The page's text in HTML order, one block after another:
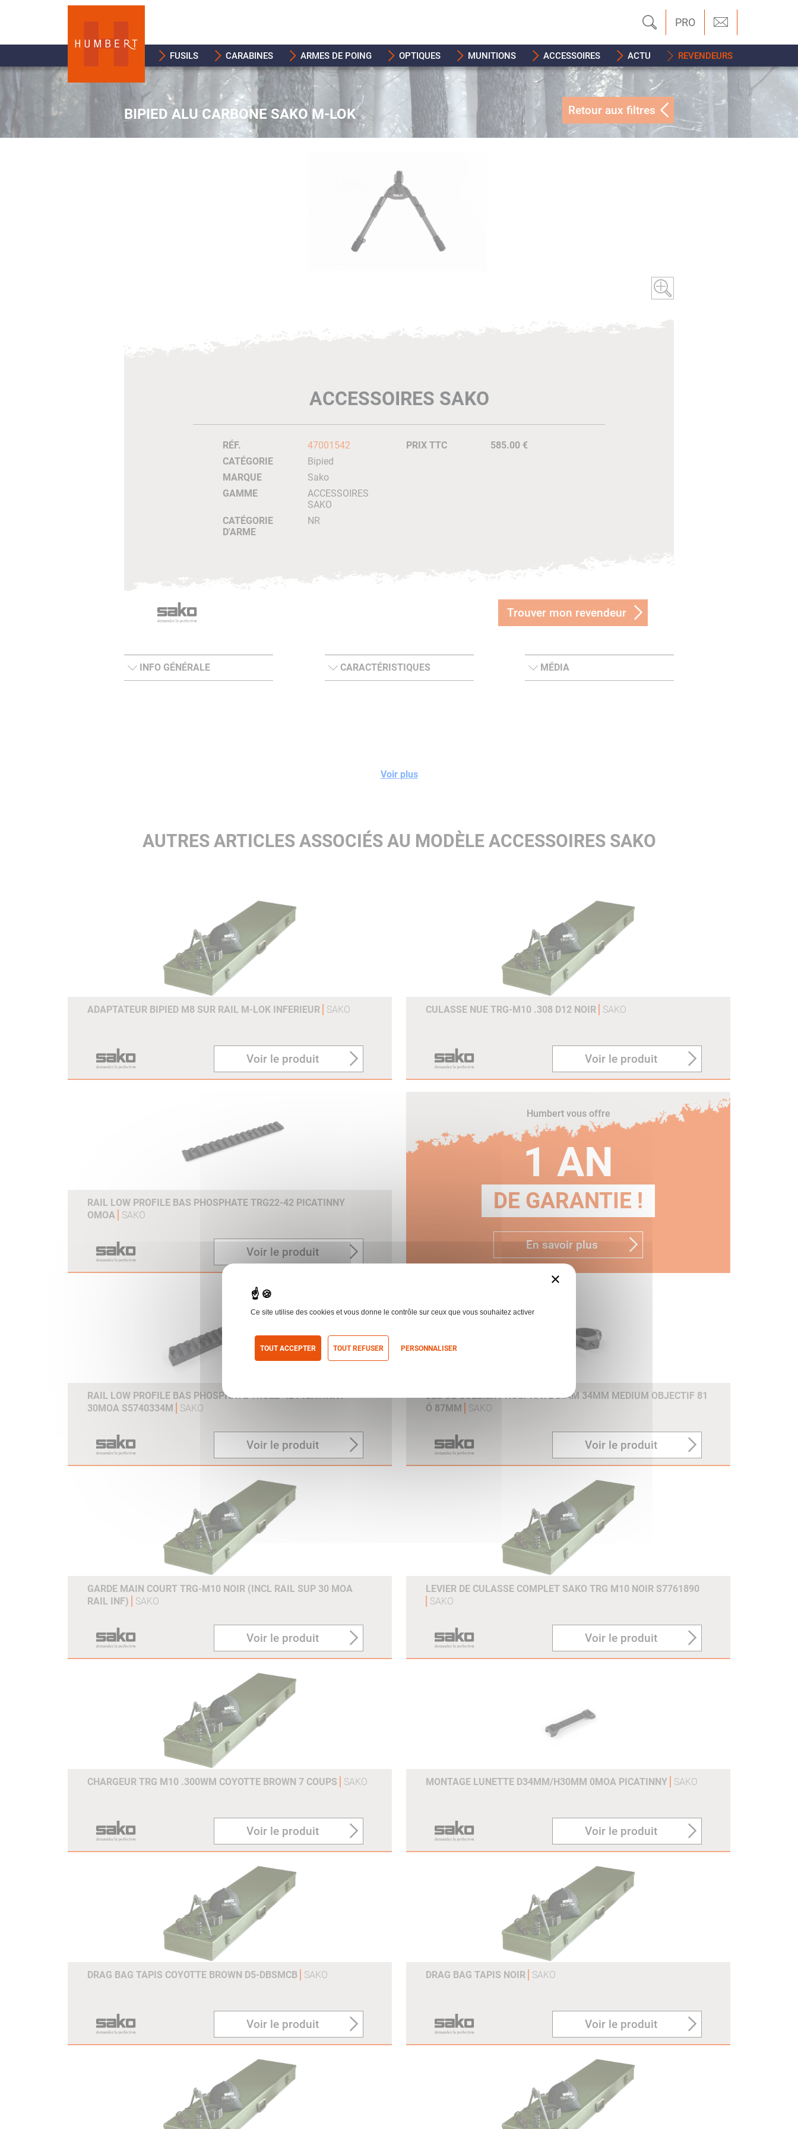
PRO
FUSILS CARABINES ARMES DE POING OPTIQUES MUNITIONS ACCESSOIRES ACTU REVENDEURS
BIPIED ALU CARBONE SAKO M-LOK Retour aux filtres
ACCESSOIRES SAKO
RÉF.
47001542
CATÉGORIE
Bipied
MARQUE
Sako
GAMME
ACCESSOIRES
SAKO
CATÉGORIE
D'ARME
NR
PRIX TTC 585.00 €
Trouver mon revendeur
INFO GÉNÉRALE CARACTÉRISTIQUES MÉDIA
Voir plus
AUTRES ARTICLES ASSOCIÉS AU MODÈLE ACCESSOIRES SAKO
ADAPTATEUR BIPIED M8 SUR RAIL M-LOK INFERIEUR SAKO
Voir le produit
CULASSE NUE TRG-M10 .308 D12 NOIR SAKO
Voir le produit
RAIL LOW PROFILE BAS PHOSPHATE TRG22-42 PICATINNY
OMOA
SAKO
Voir le produit
Humbert vous offre
1 AN
DE GARANTIE !
En savoir plus
RAIL LOW PROFILE BAS PHOSPHATE TRG22-42 PICATINNY
30MOA S5740334M
SAKO
Voir le produit
JEU DE COLLIER PHOSPHATE DIAM 34MM MEDIUM OBJECTIF 81
Ó 87MM
SAKO
Voir le produit
GARDE MAIN COURT TRG-M10 NOIR (INCL RAIL SUP 30 MOA
RAIL INF)
SAKO
Voir le produit
LEVIER DE CULASSE COMPLET SAKO TRG M10 NOIR S7761890
SAKO
Voir le produit
CHARGEUR TRG M10 .300WM COYOTTE BROWN 7 COUPS SAKO
Voir le produit
MONTAGE LUNETTE D34MM/H30MM 0MOA PICATINNY SAKO
Voir le produit
DRAG BAG TAPIS COYOTTE BROWN D5-DBSMCB SAKO
Voir le produit
DRAG BAG TAPIS NOIR SAKO
Voir le produit
×
Ce site utilise des cookies et vous donne le contrôle sur ceux que vous souhaitez activer
TOUT ACCEPTER TOUT REFUSER PERSONNALISER